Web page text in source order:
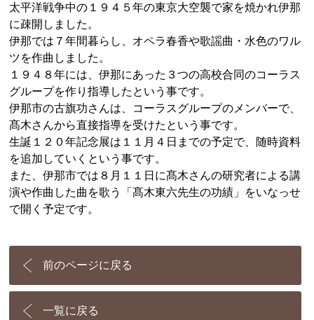
太平洋戦争中の１９４５年の東京大空襲で家を焼かれ伊那
に疎開しました。
伊那では７年間暮らし、オペラ春香や歌謡曲・水色のワル
ツを作曲しました。
１９４８年には、伊那にあった３つの高校合同のコーラス
グループを作り指導したという事です。
伊那市の古旗功さんは、コーラスグループのメンバーで、
髙木さんから直接指導を受けたという事です。
生誕１２０年記念展は１１月４日までの予定で、随時資料
を追加していくという事です。
また、伊那市では８月１１日に髙木さんの研究者による講
演や作曲した曲を歌う「髙木東六先生の功績」をいなっせ
で開く予定です。
前のページに戻る
一覧に戻る